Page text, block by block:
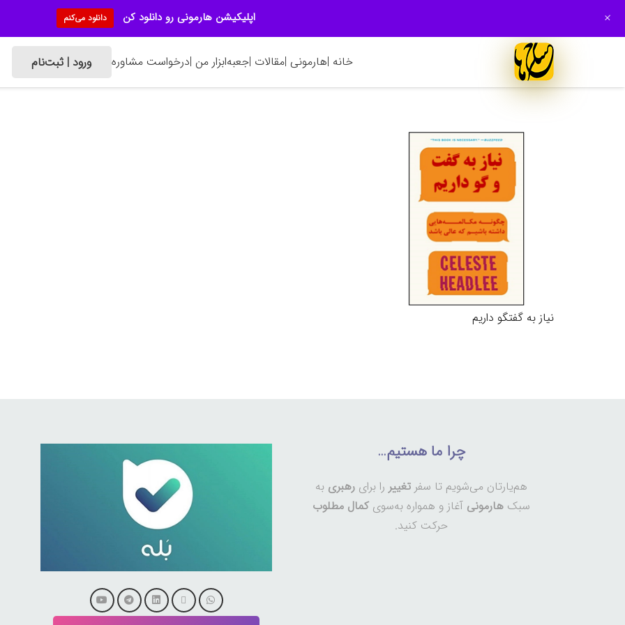
خانه |هارمونی |مقالات |جعبه‌ابزار من |درخواست مشاوره ورود | ثبت‌نام
نیاز به گفتگو داریم
چرا ما هستیم…
هم‌یارتان می‌شویم تا سفر تغییر را برای رهبری به
سبک هارمونی آغاز و همواره به‌سوی کمال مطلوب
حرکت کنید.
اپلیکیشن هارمونی رو دانلود کن دانلود می‌کنم +